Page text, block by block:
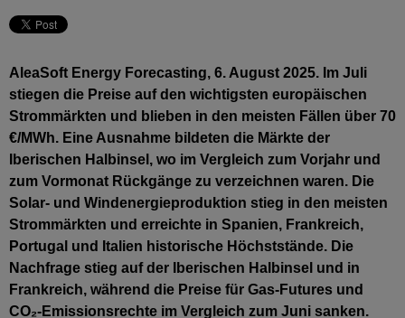
AleaSoft Energy Forecasting, 6. August 2025. Im Juli
stiegen die Preise auf den wichtigsten europäischen
Strommärkten und blieben in den meisten Fällen über 70
€/MWh. Eine Ausnahme bildeten die Märkte der
Iberischen Halbinsel, wo im Vergleich zum Vorjahr und
zum Vormonat Rückgänge zu verzeichnen waren. Die
Solar- und Windenergieproduktion stieg in den meisten
Strommärkten und erreichte in Spanien, Frankreich,
Portugal und Italien historische Höchststände. Die
Nachfrage stieg auf der Iberischen Halbinsel und in
Frankreich, während die Preise für Gas-Futures und
CO₂-Emissionsrechte im Vergleich zum Juni sanken.